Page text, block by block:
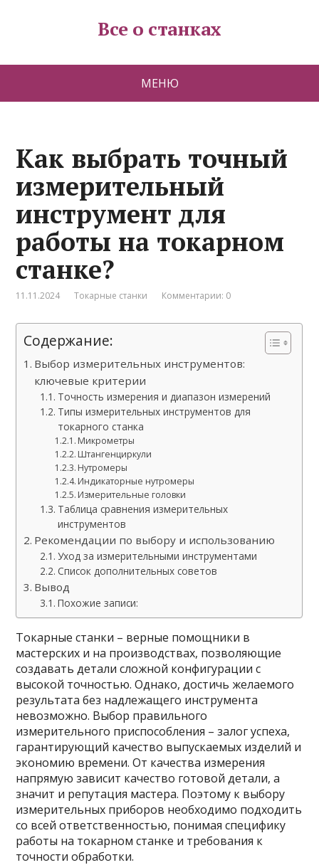
Все о станках
МЕНЮ
Как выбрать точный
измерительный
инструмент для
работы на токарном
станке?
11.11.2024 Токарные станки Комментарии: 0
Содержание:
Выбор измерительных инструментов:
ключевые критерии
Точность измерения и диапазон измерений
Типы измерительных инструментов для
токарного станка
Микрометры
Штангенциркули
Нутромеры
Индикаторные нутромеры
Измерительные головки
Таблица сравнения измерительных
инструментов
Рекомендации по выбору и использованию
Уход за измерительными инструментами
Список дополнительных советов
Вывод
Похожие записи:
Токарные станки – верные помощники в
мастерских и на производствах, позволяющие
создавать детали сложной конфигурации с
высокой точностью. Однако, достичь желаемого
результата без надлежащего инструмента
невозможно. Выбор правильного
измерительного приспособления – залог успеха,
гарантирующий качество выпускаемых изделий и
экономию времени. От качества измерения
напрямую зависит качество готовой детали, а
значит и репутация мастера. Поэтому к выбору
измерительных приборов необходимо подходить
со всей ответственностью, понимая специфику
работы на токарном станке и требования к
точности обработки.